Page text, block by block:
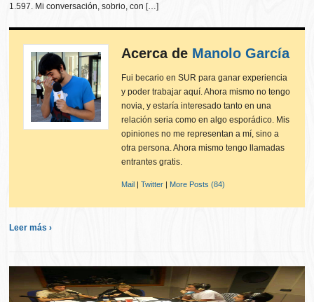
1.597. Mi conversación, sobrio, con […]
Acerca de Manolo García
Fui becario en SUR para ganar experiencia
y poder trabajar aquí. Ahora mismo no tengo
novia, y estaría interesado tanto en una
relación seria como en algo esporádico. Mis
opiniones no me representan a mí, sino a
otra persona. Ahora mismo tengo llamadas
entrantes gratis.
Mail |Twitter | More Posts (84)
Leer más ›